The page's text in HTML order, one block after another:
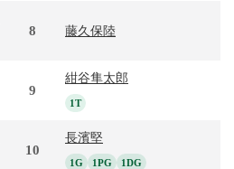
8 藤久保陸
9
紺谷隼太郎
1T
10
長濱堅
1G 1PG 1DG